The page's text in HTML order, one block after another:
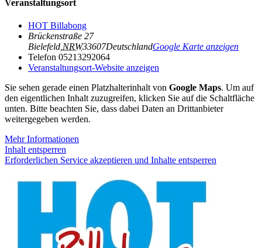
Veranstaltungsort
HOT Billabong
Brückenstraße 27
Bielefeld NRW33607DeutschlandGoogle Karte anzeigen
Telefon 05213292064
Veranstaltungsort-Website anzeigen
Sie sehen gerade einen Platzhalterinhalt von Google Maps. Um auf
den eigentlichen Inhalt zuzugreifen, klicken Sie auf die Schaltfläche
unten. Bitte beachten Sie, dass dabei Daten an Drittanbieter
weitergegeben werden.
Mehr Informationen
Inhalt entsperren
Erforderlichen Service akzeptieren und Inhalte entsperren